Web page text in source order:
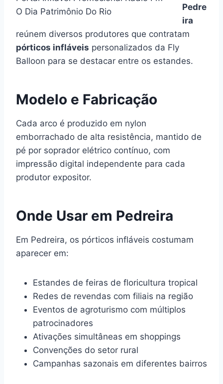
O Dia Patrimônio Do Rio
Pedre
ira
reúnem diversos produtores que contratam
pórticos infláveis personalizados da Fly
Balloon para se destacar entre os estandes.
Modelo e Fabricação
Cada arco é produzido em nylon
emborrachado de alta resistência, mantido de
pé por soprador elétrico contínuo, com
impressão digital independente para cada
produtor expositor.
Onde Usar em Pedreira
Em Pedreira, os pórticos infláveis costumam
aparecer em:
Estandes de feiras de floricultura tropical
Redes de revendas com filiais na região
Eventos de agroturismo com múltiplos
patrocinadores
Ativações simultâneas em shoppings
Convenções do setor rural
Campanhas sazonais em diferentes bairros